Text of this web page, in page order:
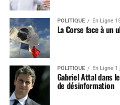
POLITIQUE En Ligne
La Corse face à un
POLITIQUE En Ligne 1
Gabriel Attal dans
de désinformation